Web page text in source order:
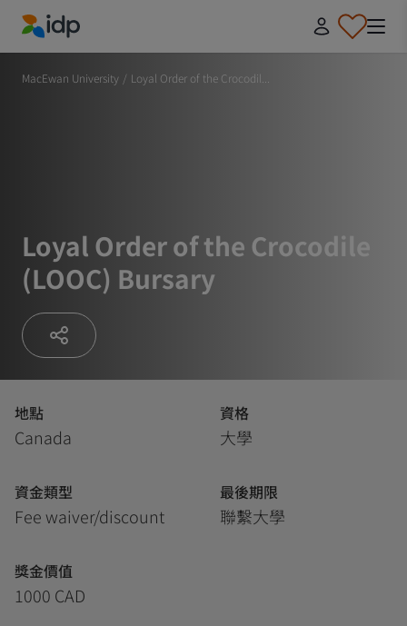
IDP Education
MacEwan University / Loyal Order of the Crocodil...
Loyal Order of the Crocodile
(LOOC) Bursary
地點
Canada
資格
大學
資金類型
Fee waiver/discount
最後期限
聯繫大學
獎金價值
1000 CAD